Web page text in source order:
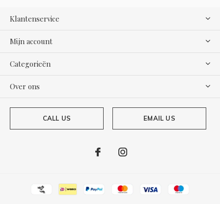
Klantenservice
Mijn account
Categorieën
Over ons
CALL US EMAIL US